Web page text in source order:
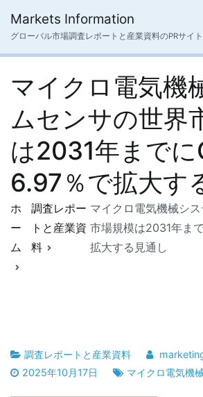
ス
Markets Information
グローバル市場調査レポートと産業資料のPRサイト
マイクロ電気機
ムセンサの世界
は2031年までに
6.97％で拡大す
ホ
ー
ム
調査レポー
トと産業資
料
マイクロ電気機械シ
市場規模は2031年ま
拡大する見通し
調査レポートと産業資料
2025年10月17日
マイクロ電気機